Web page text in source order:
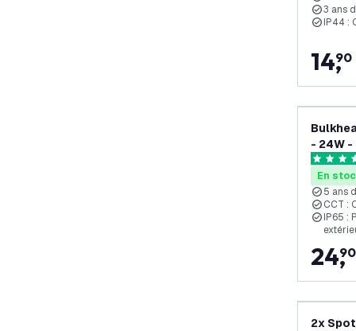
3 ans
IP44 :
14,
90
- 24W -
Blanc -
4.6
En
5 ans
CCT :
IP65 :
24,
90
2x